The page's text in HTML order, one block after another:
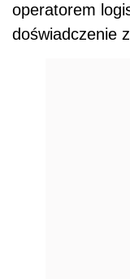
operatorem
doświadczenie